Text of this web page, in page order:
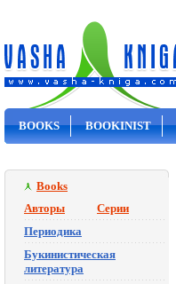
BOOKS BOOKINIST
Books
Авторы
Серии
Периодика
Букинистическая
литература